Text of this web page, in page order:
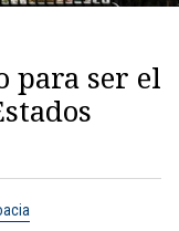
para ser el